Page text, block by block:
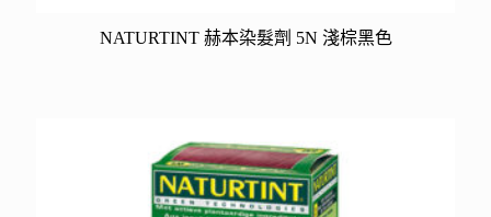
NATURTINT 赫本染髮劑 5N 淺棕黑色